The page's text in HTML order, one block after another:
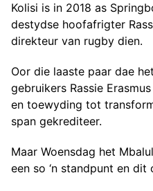
Kolisi is in 2018 as
destydse hoofafrigter
direkteur van rugby dien.
Oor die laaste paar dae
gebruikers Rassie
en toewyding tot
span gekrediteer.
Maar Woensdag het
een so ‘n standpunt en